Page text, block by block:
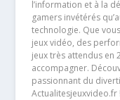
l’information et à la
gamers invétérés
technologie. Que
jeux vidéo, des
jeux très attendus en
accompagner.
passionnant du
Actualitesjeuxvideo.fr !